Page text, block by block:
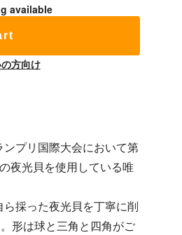
available
方向け
プリ国際大会において第
夜光貝を使用している唯
採った夜光貝を丁寧に削
形は球と三角と四角がご